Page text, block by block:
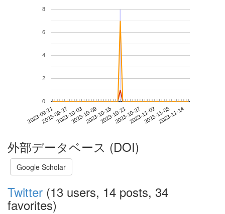
2023-09-212023-09-272023-10-032023-10-092023-10-152023-10-212023-10-272023-11-022023-11-082023-11-14
0
2
4
6
8
外部データベース (DOI)
Google Scholar
Twitter (13 users, 14 posts, 34
favorites)